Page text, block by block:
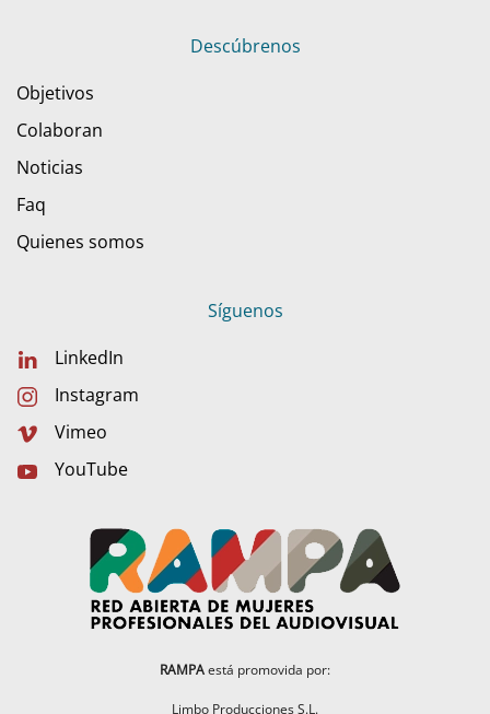
Descúbrenos
Objetivos
Colaboran
Noticias
Faq
Quienes somos
Síguenos
LinkedIn
Instagram
Vimeo
YouTube
RAMPAestá promovida por:
Limbo Producciones S.L.